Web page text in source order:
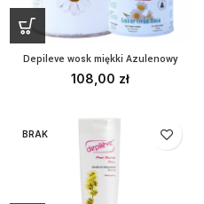
Depileve wosk miękki Azulenowy
108,00 zł
BRAK